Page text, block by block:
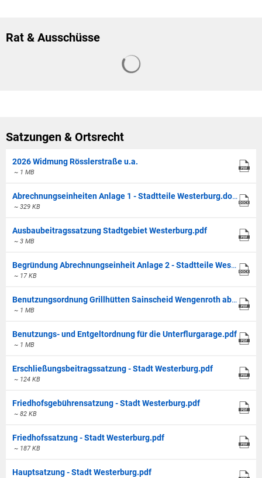
Rat & Ausschüsse
Satzungen & Ortsrecht
2026 Widmung Rösslerstraße u.a.
~ 1 MB
Abrechnungseinheiten Anlage 1 - Stadtteile Westerburg.docx
~ 329 KB
Ausbaubeitragssatzung Stadtgebiet Westerburg.pdf
~ 3 MB
Begründung Abrechnungseinheit Anlage 2 - Stadtteile Westerburg.docx
~ 17 KB
Benutzungsordnung Grillhütten Sainscheid Wengenroth ab Febr. 2023
~ 1 MB
Benutzungs- und Entgeltordnung für die Unterflurgarage.pdf
~ 1 MB
Erschließungsbeitragssatzung - Stadt Westerburg.pdf
~ 124 KB
Friedhofsgebührensatzung - Stadt Westerburg.pdf
~ 82 KB
Friedhofssatzung - Stadt Westerburg.pdf
~ 187 KB
Hauptsatzung - Stadt Westerburg.pdf